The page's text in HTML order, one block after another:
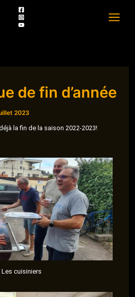
de fin d’année
2023
la fin de la saison 2022-2023!
Les cuisiniers